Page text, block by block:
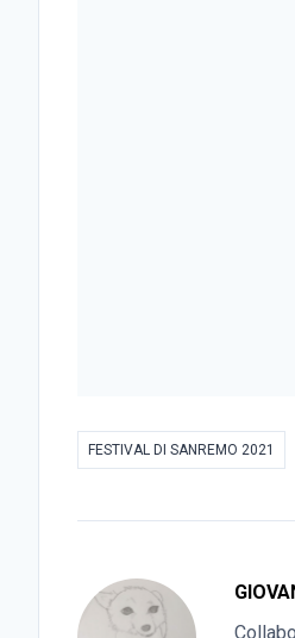
FESTIVAL DI SANREMO 2021